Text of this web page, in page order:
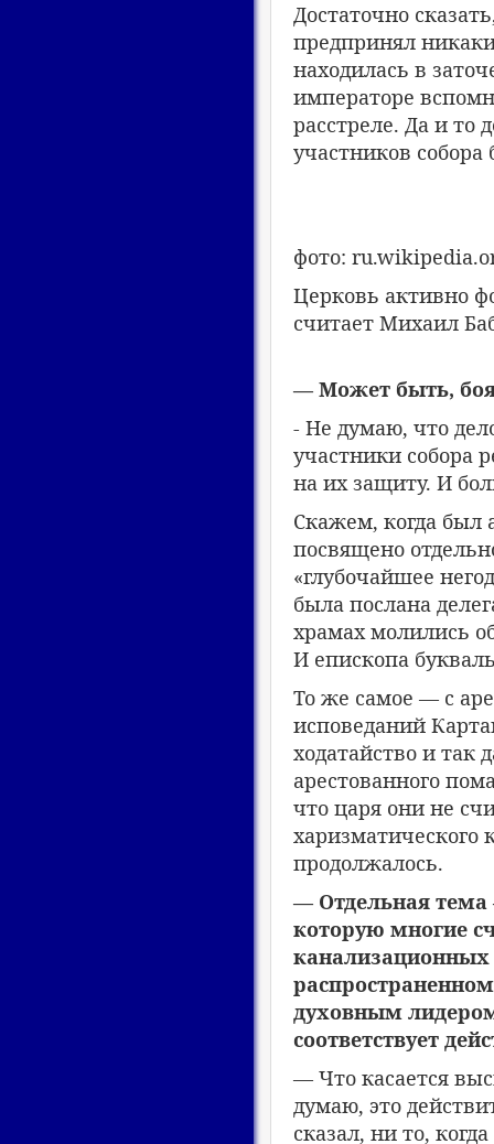
Достаточно
предпринял
находилась в
императоре
расстреле. Да и то
участников собора
фото:
Церковь активно
считает Михаил
— Может быть,
- Не думаю, что
участники собора
на их защиту. И
Скажем, когда был
посвящено
«глубочайшее
была послана
храмах молились
И епископа
То же самое — с
исповеданий
ходатайство и так
арестованного
что царя они не
харизматического
продолжалось.
— Отдельная тема
которую многие
духовным
соответствует
— Что касается
думаю, это
сказал, ни то,